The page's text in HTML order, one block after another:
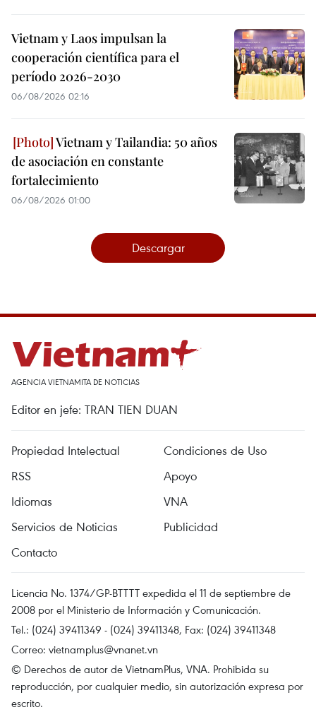
Vietnam y Laos impulsan la
cooperación científica para el
período 2026-2030
06/08/2026 02:16
Vietnam y Tailandia: 50 años
de asociación en constante
fortalecimiento
06/08/2026 01:00
Descargar
AGENCIA VIETNAMITA DE NOTICIAS
Editor en jefe: TRAN TIEN DUAN
Propiedad Intelectual
Condiciones de Uso
RSS
Apoyo
Idiomas
VNA
Servicios de Noticias
Publicidad
Contacto
Licencia No. 1374/GP-BTTTT expedida el 11 de septiembre de
2008 por el Ministerio de Información y Comunicación.
Tel.: (024) 39411349 - (024) 39411348, Fax: (024) 39411348
Correo: vietnamplus@vnanet.vn
© Derechos de autor de VietnamPlus, VNA. Prohibida su
reproducción, por cualquier medio, sin autorización expresa por
escrito.